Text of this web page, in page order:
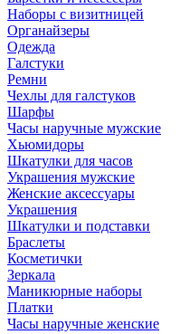
Наборы с визитницей
Органайзеры
Одежда
Галстуки
Ремни
Чехлы для галстуков
Шарфы
Часы наручные мужские
Хьюмидоры
Шкатулки для часов
Украшения мужские
Женские аксессуары
Украшения
Шкатулки и подставки
Браслеты
Косметички
Зеркала
Маникюрные наборы
Платки
Часы наручные женские